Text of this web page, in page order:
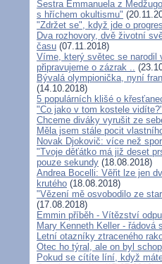
Sestra Emmanuela z
s hříchem okultismu"
"Zdržet se", když jde o
Dva rozhovory, dvě životní
času (07.11.2018)
Víme, který světec se narodil
připravujeme o zázrak ..
Bývalá olympionička, nyní
(14.10.2018)
5 populárních klišé o
"Co jako v tom kostele
Chceme diváky vyrušit ze
Měla jsem stále pocit
Novak Djokovič: více než
"Tvoje děťátko má již deset
pouze sekundy (18.08.2018)
Andrea Bocelli: Věřit lze jen
krutého (18.08.2018)
"Vězení mě osvobodilo ze
(17.08.2018)
Emmin příběh - Vítězství
Mary Kenneth Keller - řádová
Letní otazníky ztraceného
Otec ho týral, ale on byl
Pokud se cítíte líní, když